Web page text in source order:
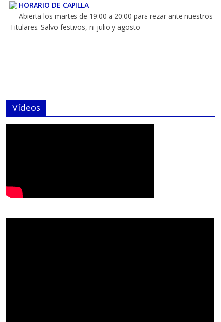
HORARIO DE CAPILLA
Abierta los martes de 19:00 a 20:00 para rezar ante nuestros
Titulares. Salvo festivos, ni julio y agosto
Vídeos